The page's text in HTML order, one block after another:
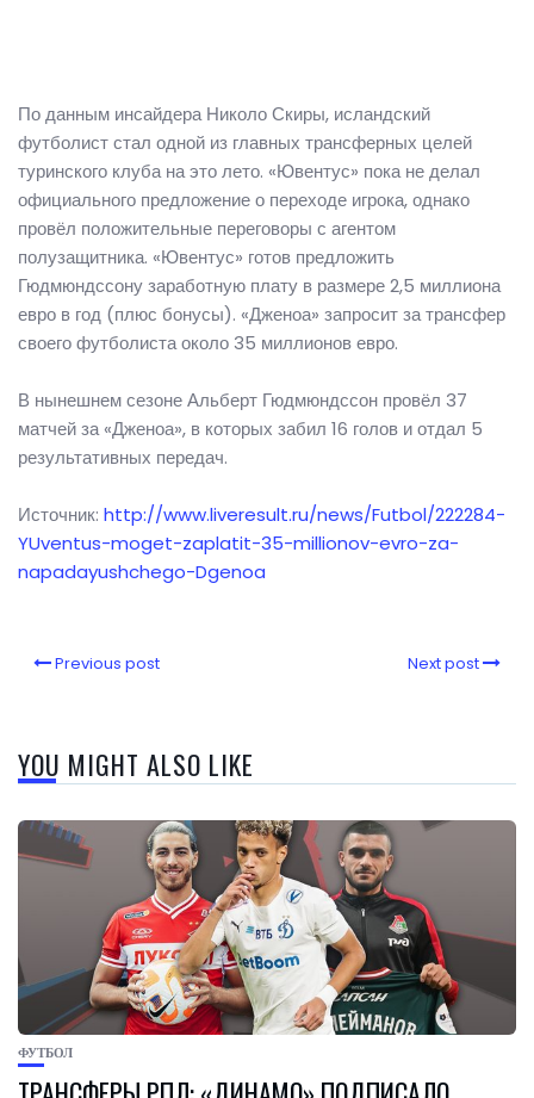
По данным инсайдера Николо Скиры, исландский
футболист стал одной из главных трансферных целей
туринского клуба на это лето. «Ювентус» пока не делал
официального предложение о переходе игрока, однако
провёл положительные переговоры с агентом
полузащитника. «Ювентус» готов предложить
Гюдмюндссону заработную плату в размере 2,5 миллиона
евро в год (плюс бонусы). «Дженоа» запросит за трансфер
своего футболиста около 35 миллионов евро.
В нынешнем сезоне Альберт Гюдмюндссон провёл 37
матчей за «Дженоа», в которых забил 16 голов и отдал 5
результативных передач.
Источник: http://www.liveresult.ru/news/Futbol/222284-
YUventus-moget-zaplatit-35-millionov-evro-za-
napadayushchego-Dgenoa
Previous post Next post
YOU MIGHT ALSO LIKE
ФУТБОЛ